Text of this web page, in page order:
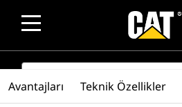
SEARCH
Avantajları Teknik Özellikler